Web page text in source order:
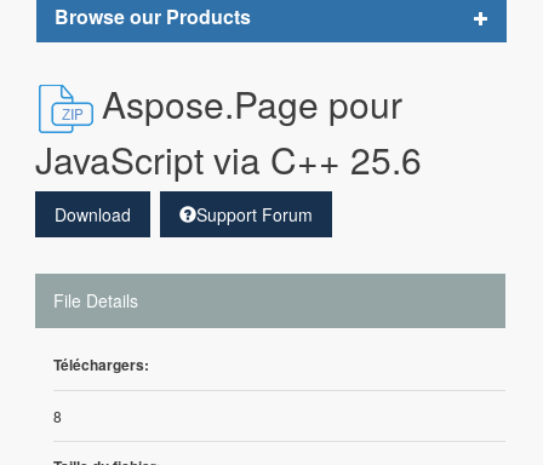
Browse our Products
Toggle
Aspose.Page pour
JavaScript via C++ 25.6
Download Support Forum
File Details
Téléchargers:
8